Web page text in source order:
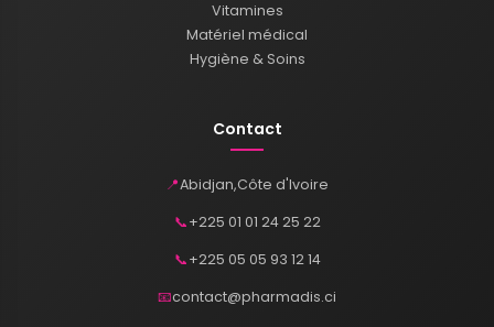
Vitamines
Matériel médical
Hygiène & Soins
Contact
📍Abidjan,Côte d'Ivoire
📞+225 01 01 24 25 22
📞+225 05 05 93 12 14
📧contact@pharmadis.ci